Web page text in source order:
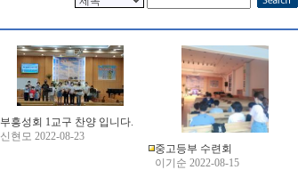
부흥성회 1교구 찬양 입니다.
신현모 2022-08-23
중고등부 수련회
이기순 2022-08-15